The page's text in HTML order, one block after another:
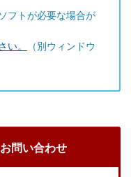
フトが必要な場合が
い。
（別ウィンドウ
問い合わせ